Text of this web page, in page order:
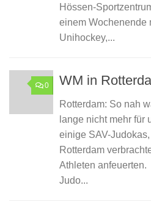
Hössen-
einem Wochenende
Unihockey,...
0 WM in
Rotterdam: So nah
lange nicht mehr für
einige SAV-
Rotterdam
Athleten
Judo...